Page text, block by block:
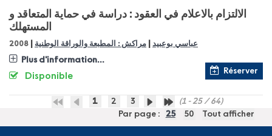
الالتزام بالاعلام في العقود : دراسة في حماية المتعاقد و
المستهلك
عباسي بوعبيد مراكش : المطبعة والوراقة الوطنية 2008
Plus d'information...
Réserver
Disponible
1 2 3
(1 - 25 / 64)
Par page :
25 50 Tout afficher